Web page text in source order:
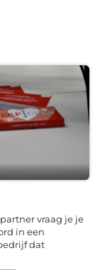
vraag je je
in een
dat